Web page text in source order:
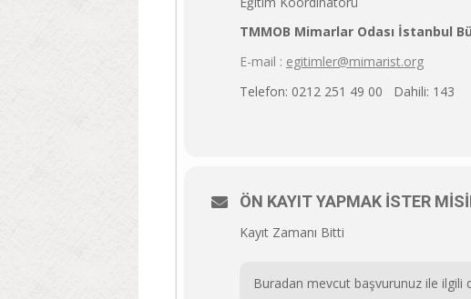
TMMOB Mimarlar Odası İstanbul
E-mail : egitimler@mimarist.org
Telefon: 0212 251 49 00 Dahili: 143
ÖN KAYIT YAPMAK İSTER
Kayıt Zamanı Bitti
Buradan mevcut başvurunuz ile ilgili